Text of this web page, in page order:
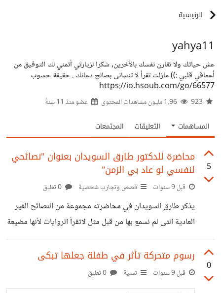
الرئيسية
yahya11
عش حياتك ولا تقارن نفسك بالأخرين, شكرا لزيارتي أتمني لك التوفيق من
أعماقي قلبي :)) مازلت تقرأ لا تنسانى بصالح دعائك . حقيقة حسوب
https://io.hsoub.com/go/66577
عضو منذ 11 سنةً
المساهمات التعليقات المجتمعات
5
محاضرة للدكتور طارق السويدان بعنوان "نصائحي
لنفسي لو عاد بي الزمن"
قبل 9 سنوات قصص وتجارب شخصية
يذكر طارق السويدان في محاضرته مجموعة من النصائح الغير
العادية التى لم نسمع بها من قبل مثل لاتقرأ الروايات لأنها مضيعة
للوقت بشرط فهي ضرورية للأدبين, ويجب أن لاتتعد معدل
10% من قرأتك الوظيفة عبودية إعمل مشروعك بشروط إعمل
في فريق تعمل القراءة السريعة قد بدأت مشروع عبارة عن
تطبيق لتعمل القراءة السريعة وقد تعاقدت مع سورين وسوف
0
رسوم متحركة تأثر في طفلة جعلها تبكى
قبل 9 سنوات تسلية